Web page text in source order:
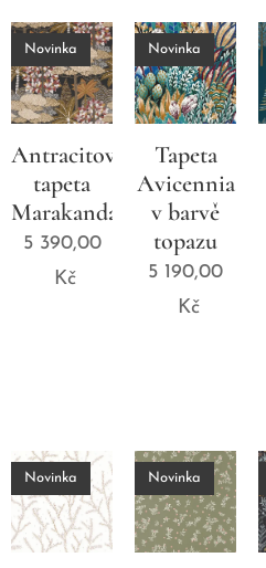
Antracitová
tapeta
Marakanda
Novinka
5 390,00
Kč
Tapeta
Avicennia
v barvě
topazu
Novinka
5 190,00
Kč
Novinka Novinka